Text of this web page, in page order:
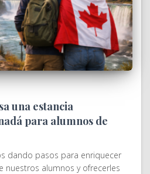
una estancia
para alumnos de
dando pasos para enriquecer
nuestros alumnos y ofrecerles